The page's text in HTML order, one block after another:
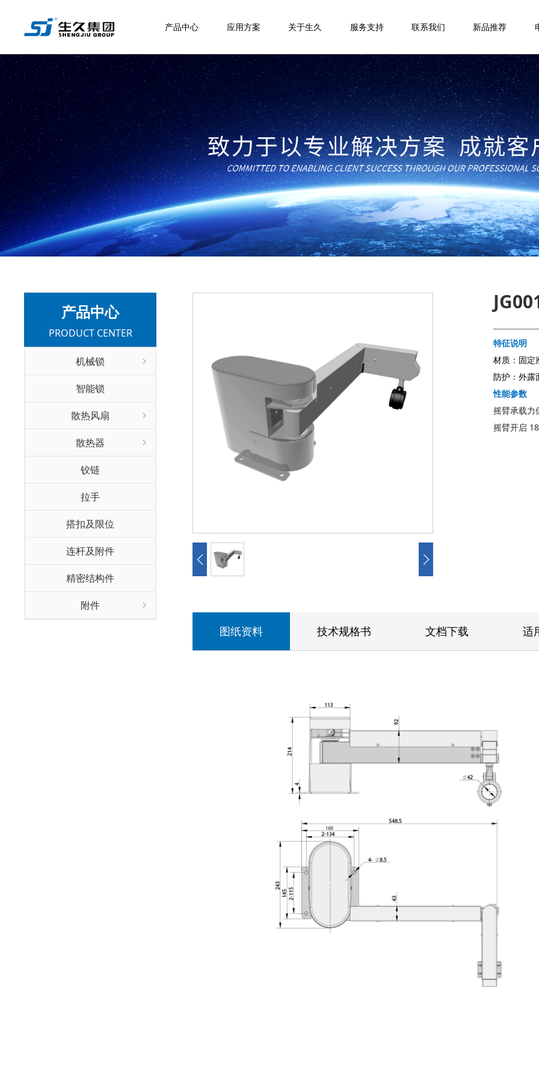
产品中心 应用方案 关于生久 服务支持 联系我们 新品推荐
产品中心
PRODUCT CENTER
机械锁
智能锁
散热风扇
散热器
铰链
拉手
搭扣及限位
连杆及附件
精密结构件
附件
特征说明
材质：固定
防护：外露
性能参数
摇臂承载力
摇臂开启
图纸资料 技术规格书 文档下载 适